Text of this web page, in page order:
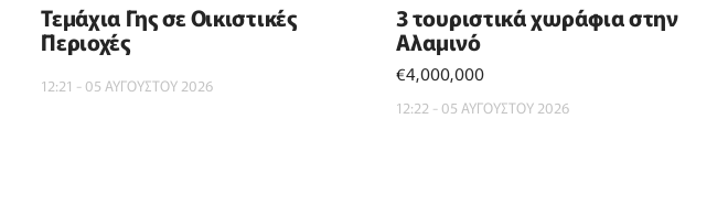
Τεμάχια Γης σε Οικιστικές
Περιοχές
12:21 - 05 ΑΥΓΟΥΣΤΟΥ 2026
3 τουριστικά χωράφια στην
Αλαμινό
€4,000,000
12:22 - 05 ΑΥΓΟΥΣΤΟΥ 2026